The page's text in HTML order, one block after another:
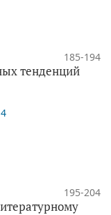
185-194
тенденций
195-204